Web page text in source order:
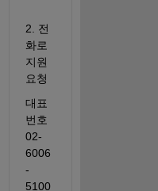
2. 전
화로
지원
요청
대표
번호
02-
6006
-
5100